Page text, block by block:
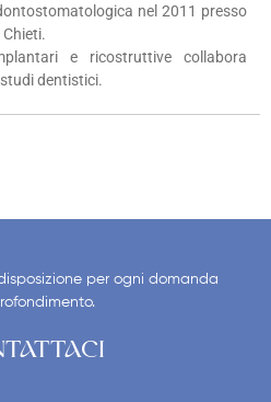
nel 2011 presso
Chieti.
e ricostruttive collabora
dentistici.
per ogni domanda